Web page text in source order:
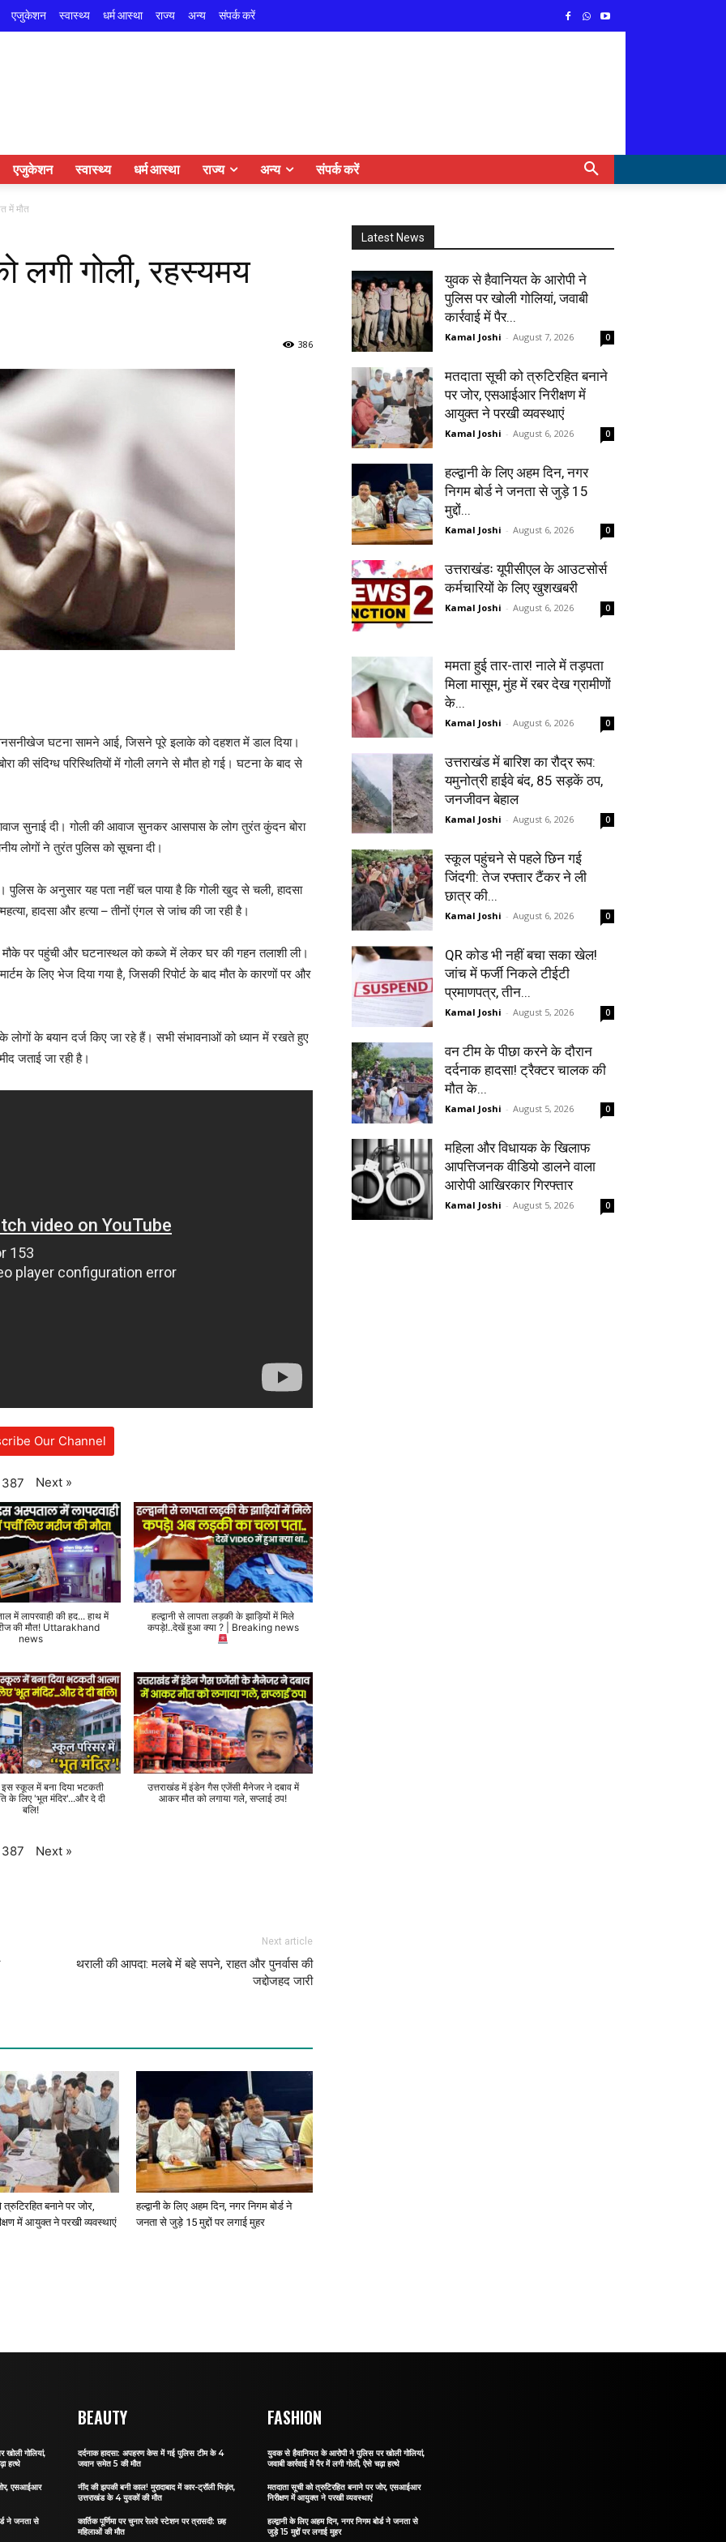
एजुकेशन स्वास्थ्य धर्म आस्था राज्य अन्य संपर्क करें
एजुकेशन स्वास्थ्य धर्म आस्था राज्य अन्य संपर्क करें
में मौत
लगी गोली, रहस्यमय
386
घटना सामने आई, जिसने पूरे इलाके को दहशत में डाल दिया।
की संदिग्ध परिस्थितियों में गोली लगने से मौत हो गई। घटना के बाद से
सुनाई दी। गोली की आवाज सुनकर आसपास के लोग तुरंत कुंदन बोरा
लोगों ने तुरंत पुलिस को सूचना दी।
पुलिस के अनुसार यह पता नहीं चल पाया है कि गोली खुद से चली, हादसा
हादसा और हत्या – तीनों एंगल से जांच की जा रही है।
मौके पर पहुंची और घटनास्थल को कब्जे में लेकर घर की गहन तलाशी ली।
के लिए भेज दिया गया है, जिसकी रिपोर्ट के बाद मौत के कारणों पर और
लोगों के बयान दर्ज किए जा रहे हैं। सभी संभावनाओं को ध्यान में रखते हुए
जताई जा रही है।
Our Channel
387 Next »
में लापरवाही की हद... हाथ में
की मौत! Uttarakhand
news
हल्द्वानी से लापता लड़की के झाड़ियों में मिले
कपड़े!..देखें हुआ क्या ? | Breaking news
स्कूल में बना दिया भटकती
के लिए 'भूत मंदिर'...और दे दी
बलि!
उत्तराखंड में इंडेन गैस एजेंसी मैनेजर ने दबाव में
आकर मौत को लगाया गले, सप्लाई ठप!
387 Next »
Next article
थराली की आपदा: मलबे में बहे सपने, राहत और पुनर्वास की
जद्दोजहद जारी
बनाने पर जोर,
में आयुक्त ने परखी व्यवस्थाएं
हल्द्वानी के लिए अहम दिन, नगर निगम बोर्ड ने
जनता से जुड़े 15 मुद्दों पर लगाई मुहर
Latest News
युवक से हैवानियत के आरोपी ने
पुलिस पर खोली गोलियां, जवाबी
कार्रवाई में पैर...
Kamal Joshi - August 7, 2026 0
मतदाता सूची को त्रुटिरहित बनाने
पर जोर, एसआईआर निरीक्षण में
आयुक्त ने परखी व्यवस्थाएं
Kamal Joshi - August 6, 2026 0
हल्द्वानी के लिए अहम दिन, नगर
निगम बोर्ड ने जनता से जुड़े 15
मुद्दों...
Kamal Joshi - August 6, 2026 0
उत्तराखंडः यूपीसीएल के आउटसोर्स
कर्मचारियों के लिए खुशखबरी
Kamal Joshi - August 6, 2026 0
ममता हुई तार-तार! नाले में तड़पता
मिला मासूम, मुंह में रबर देख ग्रामीणों
के...
Kamal Joshi - August 6, 2026 0
उत्तराखंड में बारिश का रौद्र रूप:
यमुनोत्री हाईवे बंद, 85 सड़कें ठप,
जनजीवन बेहाल
Kamal Joshi - August 6, 2026 0
स्कूल पहुंचने से पहले छिन गई
जिंदगी: तेज रफ्तार टैंकर ने ली
छात्र की...
Kamal Joshi - August 6, 2026 0
QR कोड भी नहीं बचा सका खेल!
जांच में फर्जी निकले टीईटी
प्रमाणपत्र, तीन...
Kamal Joshi - August 5, 2026 0
वन टीम के पीछा करने के दौरान
दर्दनाक हादसा! ट्रैक्टर चालक की
मौत के...
Kamal Joshi - August 5, 2026 0
महिला और विधायक के खिलाफ
आपत्तिजनक वीडियो डालने वाला
आरोपी आखिरकार गिरफ्तार
Kamal Joshi - August 5, 2026 0
गोलियां,
हत्थे
एसआईआर
ने जनता से
BEAUTY
दर्दनाक हादसा: अपहरण केस में गई पुलिस टीम के 4
जवान समेत 5 की मौत
नींद की झपकी बनी काल! मुरादाबाद में कार-ट्रॉली भिड़ंत,
उत्तराखंड के 4 युवकों की मौत
कार्तिक पूर्णिमा पर चुनार रेलवे स्टेशन पर त्रासदी: छह
महिलाओं की मौत
FASHION
युवक से हैवानियत के आरोपी ने पुलिस पर खोली गोलियां,
जवाबी कार्रवाई में पैर में लगी गोली, ऐसे चढ़ा हत्थे
मतदाता सूची को त्रुटिरहित बनाने पर जोर, एसआईआर
निरीक्षण में आयुक्त ने परखी व्यवस्थाएं
हल्द्वानी के लिए अहम दिन, नगर निगम बोर्ड ने जनता से
जुड़े 15 मुद्दों पर लगाई मुहर